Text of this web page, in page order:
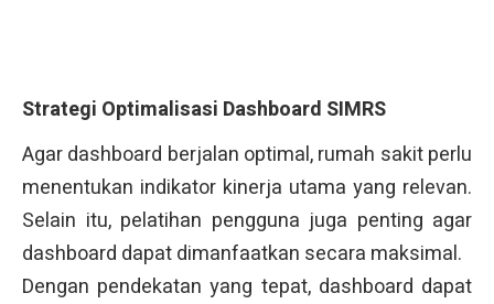
Strategi Optimalisasi Dashboard SIMRS
Agar dashboard berjalan optimal, rumah sakit perlu
menentukan indikator kinerja utama yang relevan.
Selain itu, pelatihan pengguna juga penting agar
dashboard dapat dimanfaatkan secara maksimal.
Dengan pendekatan yang tepat, dashboard dapat